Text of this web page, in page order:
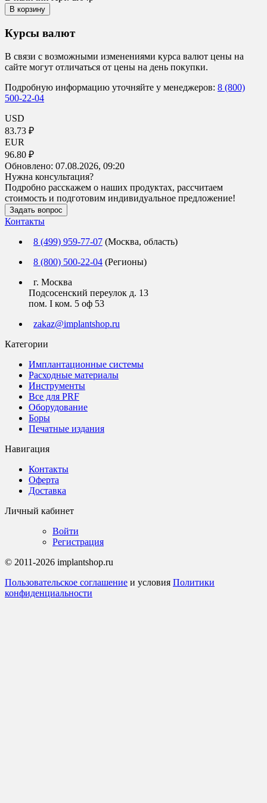
В корзину
Курсы валют
В связи с возможными изменениями курса валют цены на
сайте могут отличаться от цены на день покупки.
Подробную информацию уточняйте у менеджеров: 8 (800)
500-22-04
USD
83.73 ₽
EUR
96.80 ₽
Обновлено: 07.08.2026, 09:20
Нужна консультация?
Подробно расскажем о наших продуктах, рассчитаем
стоимость и подготовим индивидуальное предложение!
Задать вопрос
Контакты
8 (499) 959-77-07 (Москва, область)
8 (800) 500-22-04 (Регионы)
г. Москва
Подсосенский переулок д. 13
пом. I ком. 5 оф 53
zakaz@implantshop.ru
Категории
Имплантационные системы
Расходные материалы
Инструменты
Все для PRF
Оборудование
Боры
Печатные издания
Навигация
Контакты
Оферта
Доставка
Личный кабинет
Войти
Регистрация
© 2011-2026 implantshop.ru
Пользовательское соглашение и условия Политики
конфиденциальности